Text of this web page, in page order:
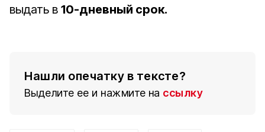
выдать в 10-дневный срок.
Нашли опечатку в тексте?
Выделите ее и нажмите на ссылку